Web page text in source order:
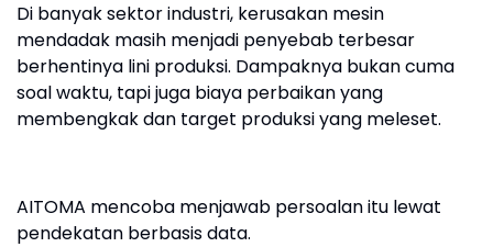
Di banyak sektor industri, kerusakan mesin
mendadak masih menjadi penyebab terbesar
berhentinya lini produksi. Dampaknya bukan cuma
soal waktu, tapi juga biaya perbaikan yang
membengkak dan target produksi yang meleset.
AITOMA mencoba menjawab persoalan itu lewat
pendekatan berbasis data.